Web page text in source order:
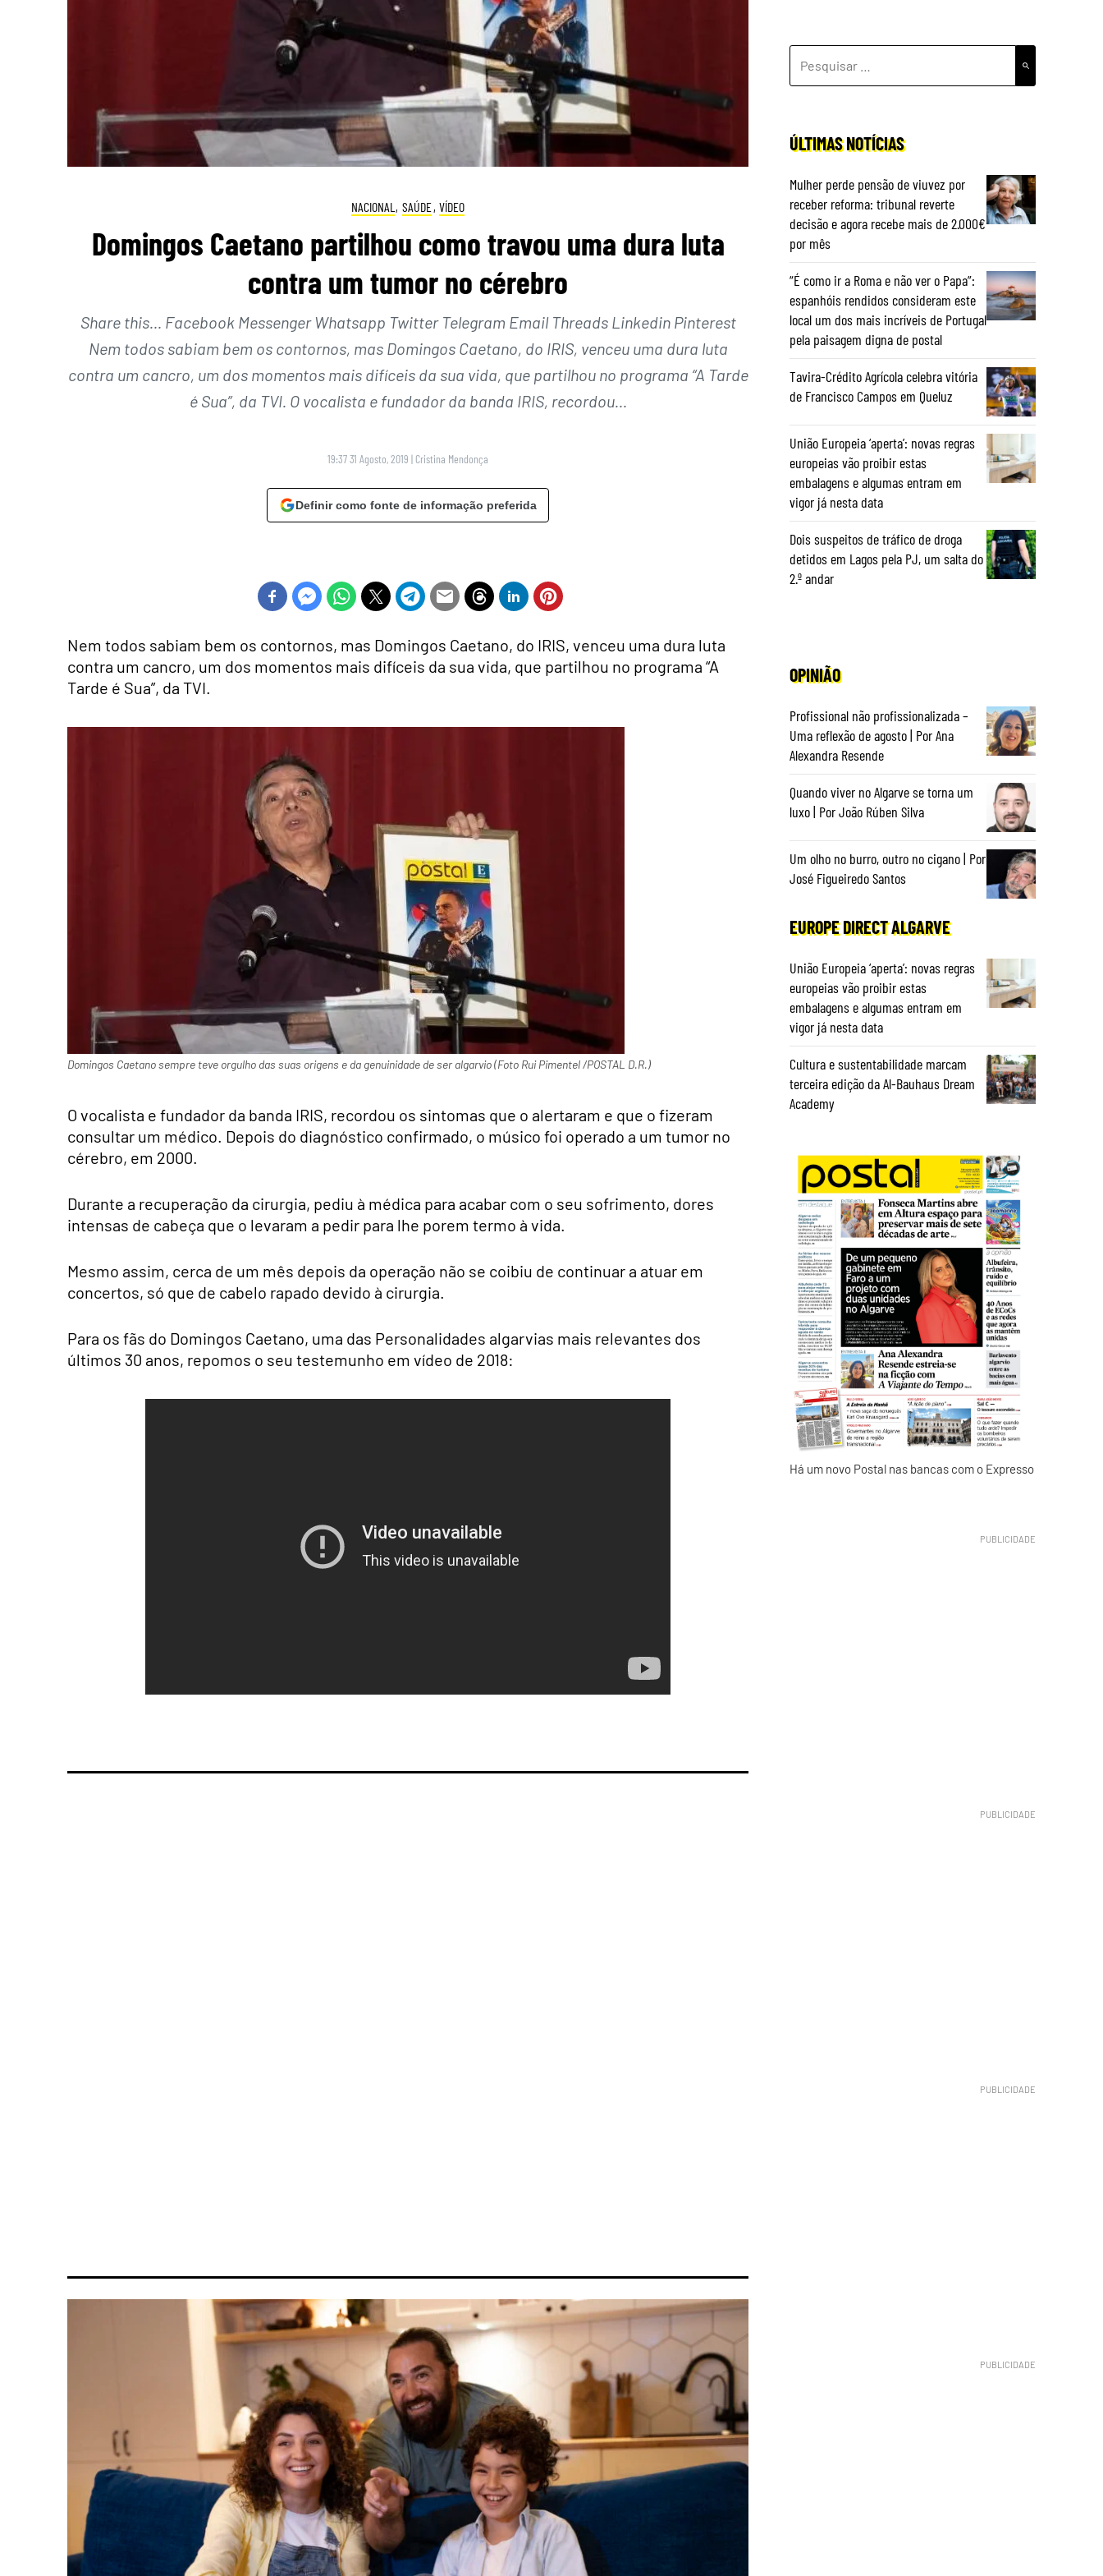
NACIONAL , SAÚDE, VÍDEO
Domingos Caetano partilhou como travou uma dura luta
contra um tumor no cérebro
Share this… Facebook Messenger Whatsapp Twitter Telegram Email Threads Linkedin Pinterest
Nem todos sabiam bem os contornos, mas Domingos Caetano, do IRIS, venceu uma dura luta
contra um cancro, um dos momentos mais difíceis da sua vida, que partilhou no programa “A Tarde
é Sua”, da TVI. O vocalista e fundador da banda IRIS, recordou…
19:37 31 Agosto, 2019 | Cristina Mendonça
Definir como fonte de informação preferida
Nem todos sabiam bem os contornos, mas Domingos Caetano, do IRIS, venceu uma dura luta
contra um cancro, um dos momentos mais difíceis da sua vida, que partilhou no programa “A
Tarde é Sua”, da TVI.
Domingos Caetano sempre teve orgulho das suas origens e da genuinidade de ser algarvio (Foto Rui Pimentel /POSTAL D.R.)
O vocalista e fundador da banda IRIS, recordou os sintomas que o alertaram e que o fizeram
consultar um médico. Depois do diagnóstico confirmado, o músico foi operado a um tumor no
cérebro, em 2000.
Durante a recuperação da cirurgia, pediu à médica para acabar com o seu sofrimento, dores
intensas de cabeça que o levaram a pedir para lhe porem termo à vida.
Mesmo assim, cerca de um mês depois da operação não se coibiu de continuar a atuar em
concertos, só que de cabelo rapado devido à cirurgia.
Para os fãs do Domingos Caetano, uma das Personalidades algarvias mais relevantes dos
últimos 30 anos, repomos o seu testemunho em vídeo de 2018:
POR:
ÚLTIMAS NOTÍCIAS
Mulher perde pensão de viuvez por
receber reforma: tribunal reverte
decisão e agora recebe mais de 2.000€
por mês
“É como ir a Roma e não ver o Papa”:
espanhóis rendidos consideram este
local um dos mais incríveis de Portugal
pela paisagem digna de postal
Tavira-Crédito Agrícola celebra vitória
de Francisco Campos em Queluz
União Europeia ‘aperta’: novas regras
europeias vão proibir estas
embalagens e algumas entram em
vigor já nesta data
Dois suspeitos de tráfico de droga
detidos em Lagos pela PJ, um salta do
2.º andar
OPINIÃO
Profissional não profissionalizada –
Uma reflexão de agosto | Por Ana
Alexandra Resende
Quando viver no Algarve se torna um
luxo | Por João Rúben Silva
Um olho no burro, outro no cigano | Por
José Figueiredo Santos
EUROPE DIRECT ALGARVE
União Europeia ‘aperta’: novas regras
europeias vão proibir estas
embalagens e algumas entram em
vigor já nesta data
Cultura e sustentabilidade marcam
terceira edição da Al-Bauhaus Dream
Academy
Há um novo Postal nas bancas com o Expresso